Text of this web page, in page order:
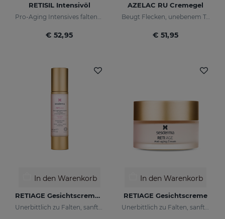
RETISIL Intensivöl
€ 52,95
AZELAC RU Cremegel
Beugt Flecken, unebenem Ton und Falten der Haut vor
€ 51,95
In den Warenkorb
RETIAGE Gesichtscremegel
Unerbittlich zu Falten, sanft zu Ihrer Haut
In den Warenkorb
RETIAGE Gesichtscreme
Unerbittlich zu Falten, sanft zu Ihrer Haut